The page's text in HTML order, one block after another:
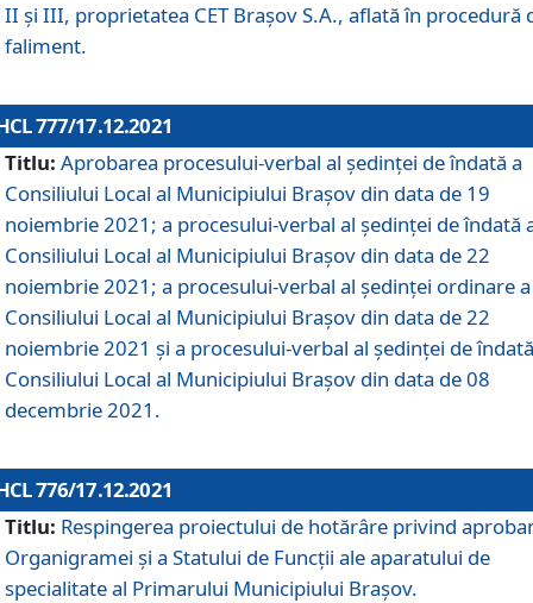
II și III, proprietatea CET Brașov S.A., aflată în procedură
faliment.
777/17.12.2021
Titlu: Aprobarea procesului-verbal al şedinţei de îndată a
Consiliului Local al Municipiului Braşov din data de 19
noiembrie 2021; a procesului-verbal al şedinţei de îndată
Consiliului Local al Municipiului Braşov din data de 22
noiembrie 2021; a procesului-verbal al şedinţei ordinare a
Consiliului Local al Municipiului Braşov din data de 22
noiembrie 2021 și a procesului-verbal al şedinţei de
Consiliului Local al Municipiului Braşov din data de 08
decembrie 2021.
776/17.12.2021
Titlu: Respingerea proiectului de hotărâre privind
Organigramei şi a Statului de Funcţii ale aparatului de
specialitate al Primarului Municipiului Braşov.